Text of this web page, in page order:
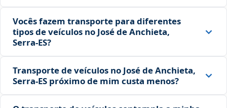
Vocês fazem transporte para diferentes
tipos de veículos no José de Anchieta,
Serra‑ES?
Transporte de veículos no José de Anchieta,
Serra‑ES próximo de mim custa menos?